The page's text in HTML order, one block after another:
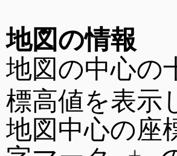
地図の情報
地図の中心の
標高値を表示
地図中心の座